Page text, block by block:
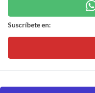
Suscríbete en: